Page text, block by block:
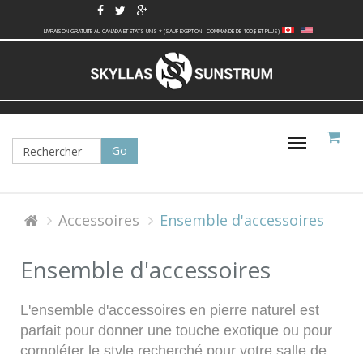
LIVRAISON GRATUITE AU CANADA ET ÉTATS-UNIS * (SAUF EXEPTION - COMMANDE DE 100$ ET PLUS)
Basculer
Accessoires Ensemble d'accessoires
Ensemble d'accessoires
L'ensemble d'accessoires en pierre naturel est
parfait pour donner une touche exotique ou pour
compléter le style recherché pour votre salle de